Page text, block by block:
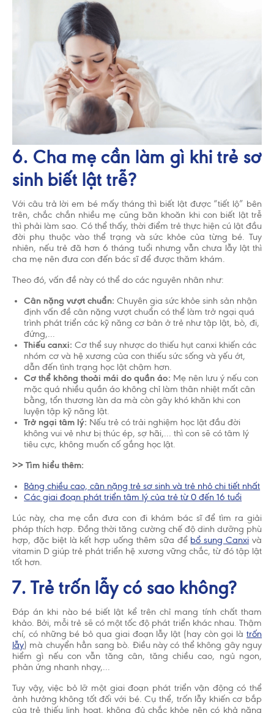
6. Cha mẹ cần làm gì khi trẻ sơ
sinh biết lật trễ?
Với câu trả lời em bé mấy tháng thì biết lật được “tiết lộ” bên
trên, chắc chắn nhiều mẹ cũng băn khoăn khi con biết lật trễ
thì phải làm sao. Có thể thấy, thời điểm trẻ thực hiện cú lật đầu
đời phụ thuộc vào thể trạng và sức khỏe của từng bé. Tuy
nhiên, nếu trẻ đã hơn 6 tháng tuổi nhưng vẫn chưa lẫy lật thì
cha mẹ nên đưa con đến bác sĩ để được thăm khám.
Theo đó, vấn đề này có thể do các nguyên nhân như:
Cân nặng vượt chuẩn: Chuyên gia sức khỏe sinh sản nhận
định vấn đề cân nặng vượt chuẩn có thể làm trở ngại quá
trình phát triển các kỹ năng cơ bản ở trẻ như tập lật, bò, đi,
đứng,...
Thiếu canxi: Cơ thể suy nhược do thiếu hụt canxi khiến các
nhóm cơ và hệ xương của con thiếu sức sống và yếu ớt,
dẫn đến tình trạng học lật chậm hơn.
Cơ thể không thoải mái do quần áo: Mẹ nên lưu ý nếu con
mặc quá nhiều quần áo không chỉ làm thân nhiệt mất cân
bằng, tổn thương làn da mà còn gây khó khăn khi con
luyện tập kỹ năng lật.
Trở ngại tâm lý: Nếu trẻ có trải nghiệm học lật đầu đời
không vui vẻ như bị thúc ép, sợ hãi,... thì con sẽ có tâm lý
tiêu cực, không muốn cố gắng học lật.
>> Tìm hiểu thêm:
Bảng chiều cao, cân nặng trẻ sơ sinh và trẻ nhỏ chi tiết nhất
Các giai đoạn phát triển tâm lý của trẻ từ 0 đến 16 tuổi
Lúc này, cha mẹ cần đưa con đi khám bác sĩ để tìm ra giải
pháp thích hợp. Đồng thời tăng cường chế độ dinh dưỡng phù
hợp, đặc biệt là kết hợp uống thêm sữa để bổ sung Canxi và
vitamin D giúp trẻ phát triển hệ xương vững chắc, từ đó tập lật
tốt hơn.
7. Trẻ trốn lẫy có sao không?
Đáp án khi nào bé biết lật kể trên chỉ mang tính chất tham
khảo. Bởi, mỗi trẻ sẽ có một tốc độ phát triển khác nhau. Thậm
chí, có những bé bỏ qua giai đoạn lẫy lật (hay còn gọi là trốn
lẫy) mà chuyển hẳn sang bò. Điều này có thể không gây nguy
hiểm gì nếu con vẫn tăng cân, tăng chiều cao, ngủ ngon,
phản ứng nhanh nhạy,...
Tuy vậy, việc bỏ lỡ một giai đoạn phát triển vận động có thể
ảnh hưởng không tốt đối với bé. Cụ thể, trốn lẫy khiến cơ bắp
của trẻ thiếu linh hoạt, không đủ chắc khỏe nên có khả năng